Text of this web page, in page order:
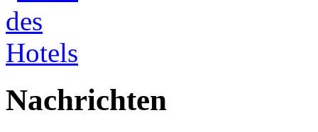
Nachrichten